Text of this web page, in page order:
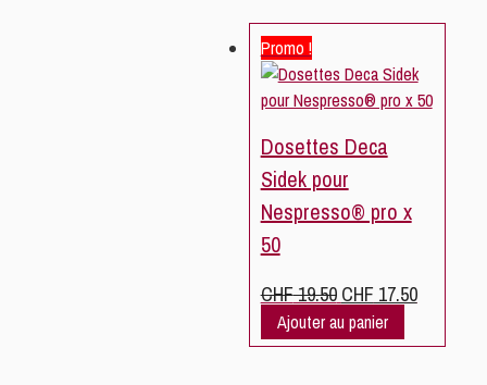
CHF 17.50.
Promo !
Dosettes Deca
Sidek pour
Nespresso® pro x
50
CHF19.50 Le
prix
initial
CHF 17.50Le
actuel
Ajouter au panier